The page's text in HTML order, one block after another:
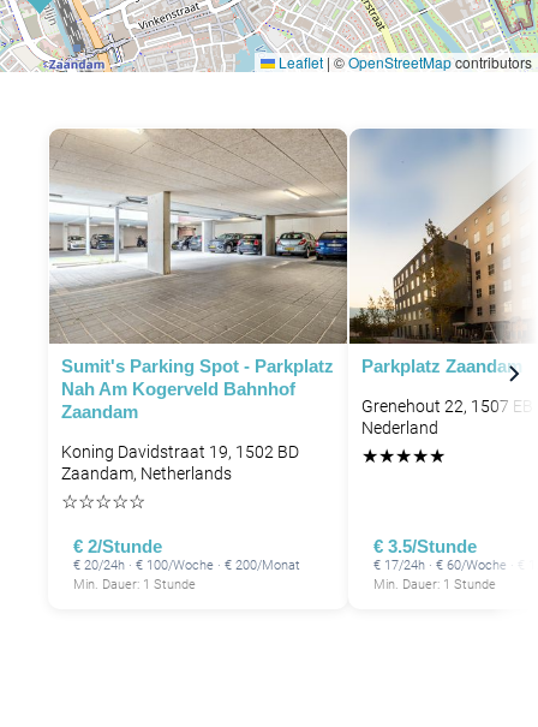
Leaflet | ©OpenStreetMapcontributors
Sumit's Parking Spot - Parkplatz
Nah Am Kogerveld Bahnhof
Zaandam
Koning Davidstraat 19, 1502 BD
Zaandam, Netherlands
☆☆☆☆☆
€ 2/Stunde
€ 20/24h · € 100/Woche · € 200/Monat
Min. Dauer: 1 Stunde
Parkplatz Zaandam
Grenehout 22, 1507
Nederland
★★★★★
€ 3.5/Stunde
€ 17/24h · € 60/Woche · €
Min. Dauer: 1 Stunde